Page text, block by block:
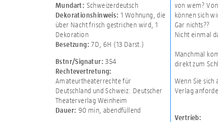
Mundart: Schweizerdeutsch
Dekorationshinweis: 1 Wohnung, die
über Nacht frisch gestrichen wird 1
Dekoration
Besetzung: 7D 6H (13 Darst.)
Bstnr/Signatur: 354
Rechtevertretung:
Amateurtheaterrechte für
Deutschland und Schweiz: Deutscher
Theaterverlag Weinheim
Dauer: 90 min abendfüllend
von wem?
können sich
Gar nichts??
Nicht einmal
Manchmal
direkt zum
Wenn Sie sich
Verlag
Vertrieb: